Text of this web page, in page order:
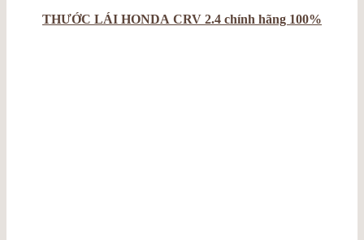
THƯỚC LÁI HONDA CRV 2.4 chính hãng 100%